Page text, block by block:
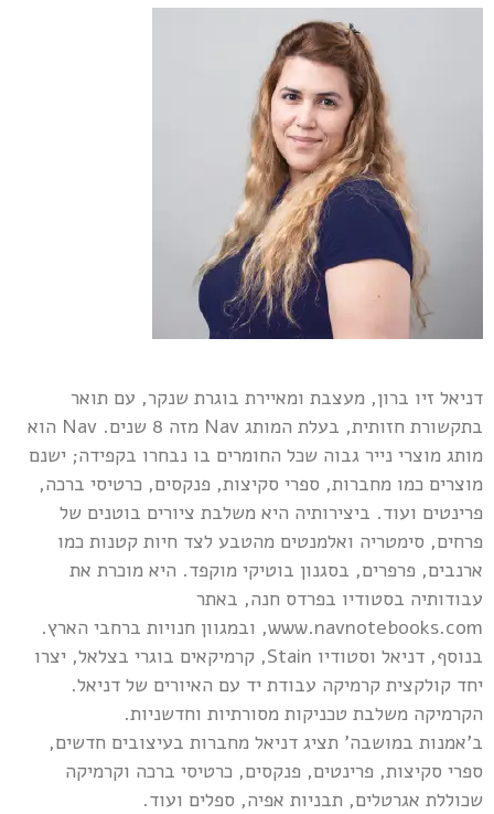
דניאל זיו ברון, מעצבת ומאיירת בוגרת שנקר, עם תואר
בתקשורת חזותית, בעלת המותג Nav מזה 8 שנים. Nav הוא
מותג מוצרי נייר גבוה שכל החומרים בו נבחרו בקפידה; ישנם
מוצרים כמו מחברות, ספרי סקיצות, פנקסים, כרטיסי ברכה,
פרינטים ועוד. ביצירותיה היא משלבת ציורים בוטנים של
פרחים, סימטריה ואלמנטים מהטבע לצד חיות קטנות כמו
ארנבים, פרפרים, בסגנון בוטיקי מוקפד. היא מוכרת את
עבודותיה בסטודיו בפרדס חנה, באתר
www.navnotebooks.com, ובמגוון חנויות ברחבי הארץ.
בנוסף, דניאל וסטודיו Stain, קרמיקאים בוגרי בצלאל, יצרו
יחד קולקצית קרמיקה עבודת יד עם האיורים של דניאל.
הקרמיקה משלבת טכניקות מסורתיות וחדשניות.
ב'אמנות במושבה' תציג דניאל מחברות בעיצובים חדשים,
ספרי סקיצות, פרינטים, פנקסים, כרטיסי ברכה וקרמיקה
שכוללת אגרטלים, תבניות אפיה, ספלים ועוד.